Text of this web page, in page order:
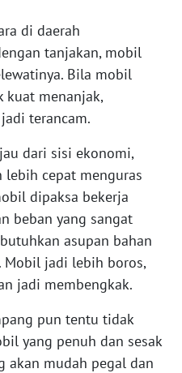
di daerah
tanjakan, mobil
Bila mobil
kuat menanjak,
terancam.
dari sisi ekonomi,
cepat menguras
dipaksa bekerja
beban yang sangat
asupan bahan
Mobil jadi lebih boros,
jadi membengkak.
pun tentu tidak
yang penuh dan sesak
akan mudah pegal dan